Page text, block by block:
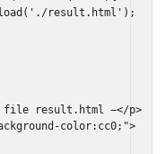
( './result.html' );
file result.html −</p>
-color: cc0; ">